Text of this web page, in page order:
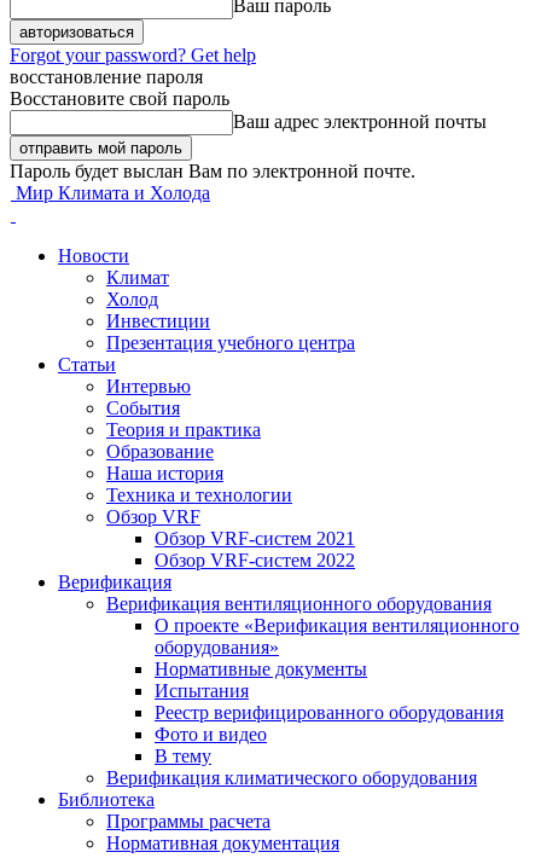
Ваш пароль
Forgot your password? Get help
восстановление пароля
Восстановите свой пароль
Ваш адрес электронной почты
Пароль будет выслан Вам по электронной почте.
Мир Климата и Холода
Новости
Климат
Холод
Инвестиции
Презентация учебного центра
Статьи
Интервью
События
Теория и практика
Образование
Наша история
Техника и технологии
Обзор VRF
Обзор VRF-систем 2021
Обзор VRF-систем 2022
Верификация
Верификация вентиляционного оборудования
О проекте «Верификация вентиляционного
оборудования»
Нормативные документы
Испытания
Реестр верифицированного оборудования
Фото и видео
В тему
Верификация климатического оборудования
Библиотека
Программы расчета
Нормативная документация